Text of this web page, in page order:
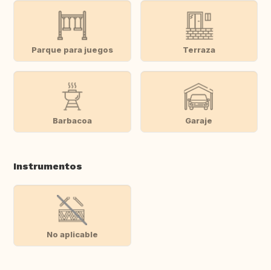
Parque para juegos Terraza
Barbacoa Garaje
Instrumentos
No aplicable